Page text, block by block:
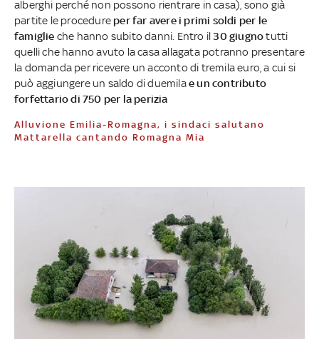
alberghi perché non possono rientrare in casa), sono già
partite le procedure per far avere i primi soldi per le
famiglie che hanno subito danni. Entro il30 giugnotutti
quelli che hanno avuto la casa allagata potranno presentare
la domanda per ricevere un acconto di tremila euro, a cui si
può aggiungere un saldo di duemilae un contributo
forfettario di 750 per la perizia
Alluvione Emilia-Romagna, i sindaci salutano
Mattarella cantando Romagna Mia